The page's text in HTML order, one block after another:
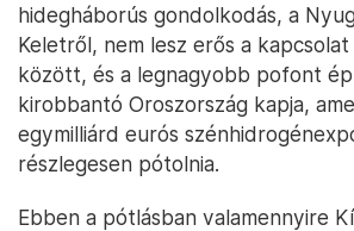
hidegháborús gondolkodás, a
Keletről, nem lesz erős a
között, és a legnagyobb pofont
kirobbantó Oroszország kapja,
egymilliárd eurós
részlegesen pótolnia.
Ebben a pótlásban valamennyire